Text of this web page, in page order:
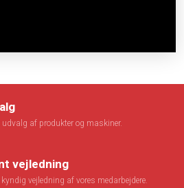
udvalg af produkter og maskiner.
vejledning
vejledning af vores medarbejdere.